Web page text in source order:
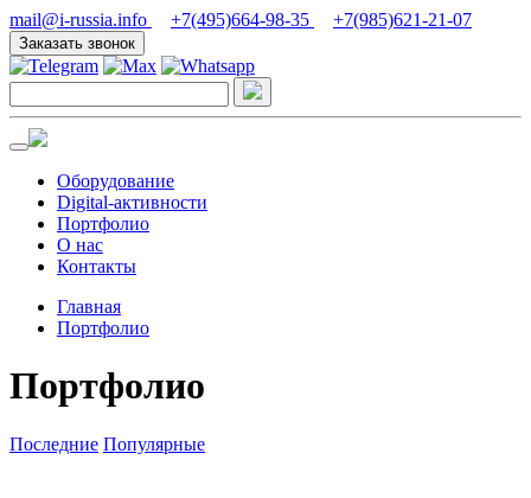
mail@i-russia.info +7(495)664-98-35 +7(985)621-21-07
Заказать звонок
Оборудование
Digital-активности
Портфолио
О нас
Контакты
Главная
Портфолио
Портфолио
Последние Популярные